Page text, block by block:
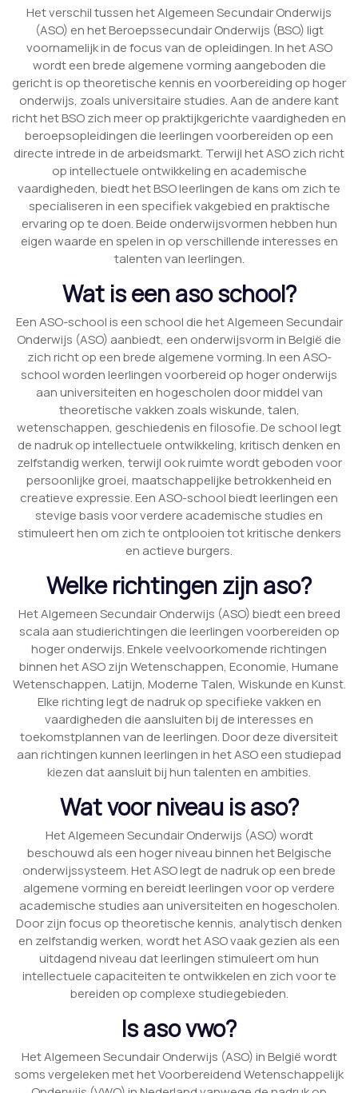
Het verschil tussen het Algemeen Secundair Onderwijs
(ASO) en het Beroepssecundair Onderwijs (BSO) ligt
voornamelijk in de focus van de opleidingen. In het ASO
wordt een brede algemene vorming aangeboden die
gericht is op theoretische kennis en voorbereiding op hoger
onderwijs, zoals universitaire studies. Aan de andere kant
richt het BSO zich meer op praktijkgerichte vaardigheden en
beroepsopleidingen die leerlingen voorbereiden op een
directe intrede in de arbeidsmarkt. Terwijl het ASO zich richt
op intellectuele ontwikkeling en academische
vaardigheden, biedt het BSO leerlingen de kans om zich te
specialiseren in een specifiek vakgebied en praktische
ervaring op te doen. Beide onderwijsvormen hebben hun
eigen waarde en spelen in op verschillende interesses en
talenten van leerlingen.
Wat is een aso school?
Een ASO-school is een school die het Algemeen Secundair
Onderwijs (ASO) aanbiedt, een onderwijsvorm in België die
zich richt op een brede algemene vorming. In een ASO-
school worden leerlingen voorbereid op hoger onderwijs
aan universiteiten en hogescholen door middel van
theoretische vakken zoals wiskunde, talen,
wetenschappen, geschiedenis en filosofie. De school legt
de nadruk op intellectuele ontwikkeling, kritisch denken en
zelfstandig werken, terwijl ook ruimte wordt geboden voor
persoonlijke groei, maatschappelijke betrokkenheid en
creatieve expressie. Een ASO-school biedt leerlingen een
stevige basis voor verdere academische studies en
stimuleert hen om zich te ontplooien tot kritische denkers
en actieve burgers.
Welke richtingen zijn aso?
Het Algemeen Secundair Onderwijs (ASO) biedt een breed
scala aan studierichtingen die leerlingen voorbereiden op
hoger onderwijs. Enkele veelvoorkomende richtingen
binnen het ASO zijn Wetenschappen, Economie, Humane
Wetenschappen, Latijn, Moderne Talen, Wiskunde en Kunst.
Elke richting legt de nadruk op specifieke vakken en
vaardigheden die aansluiten bij de interesses en
toekomstplannen van de leerlingen. Door deze diversiteit
aan richtingen kunnen leerlingen in het ASO een studiepad
kiezen dat aansluit bij hun talenten en ambities.
Wat voor niveau is aso?
Het Algemeen Secundair Onderwijs (ASO) wordt
beschouwd als een hoger niveau binnen het Belgische
onderwijssysteem. Het ASO legt de nadruk op een brede
algemene vorming en bereidt leerlingen voor op verdere
academische studies aan universiteiten en hogescholen.
Door zijn focus op theoretische kennis, analytisch denken
en zelfstandig werken, wordt het ASO vaak gezien als een
uitdagend niveau dat leerlingen stimuleert om hun
intellectuele capaciteiten te ontwikkelen en zich voor te
bereiden op complexe studiegebieden.
Is aso vwo?
Het Algemeen Secundair Onderwijs (ASO) in België wordt
soms vergeleken met het Voorbereidend Wetenschappelijk